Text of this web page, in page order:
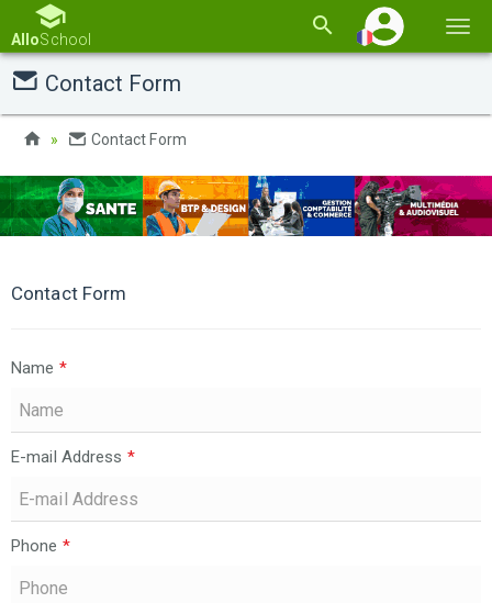
la
AlloSchool
Contact Form
Contact Form
Contact Form
Name *
E-mail Address *
Phone *